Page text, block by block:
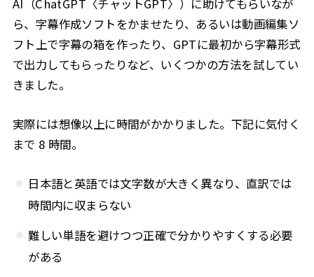
AI（ChatGPT〈チャットGPT〉）に助けてもらいなが
ら、字幕作成ソフトをかませたり、あるいは動画編集ソ
フト上で字幕の箱を作ったり、GPTに最初から字幕形式
で出力してもらったりなど、いくつかの方法を試してい
きました。
実際には想像以上に時間がかかりました。下記に気付く
まで 8 時間。
日本語と英語では文字数が大きく異なり、直訳では
時間内に収まらない
難しい単語を避けつつ正確で分かりやすくする必要
がある